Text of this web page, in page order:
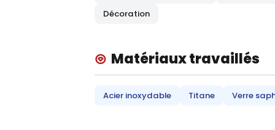
Décoration
Matériaux travaillés
Acier inoxydable Titane Verre